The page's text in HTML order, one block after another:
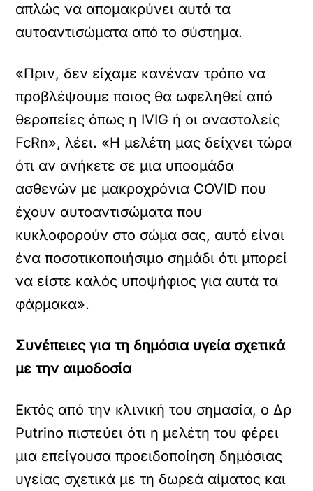
απλώς να απομακρύνει αυτά τα
αυτοαντισώματα από το σύστημα.
«Πριν, δεν είχαμε κανέναν τρόπο να
προβλέψουμε ποιος θα ωφεληθεί από
θεραπείες όπως η IVIG ή οι αναστολείς
FcRn», λέει. «Η μελέτη μας δείχνει τώρα
ότι αν ανήκετε σε μια υποομάδα
ασθενών με μακροχρόνια COVID που
έχουν αυτοαντισώματα που
κυκλοφορούν στο σώμα σας, αυτό είναι
ένα ποσοτικοποιήσιμο σημάδι ότι μπορεί
να είστε καλός υποψήφιος για αυτά τα
φάρμακα».
Συνέπειες για τη δημόσια υγεία σχετικά
με την αιμοδοσία
Εκτός από την κλινική του σημασία, ο Δρ
Putrino πιστεύει ότι η μελέτη του φέρει
μια επείγουσα προειδοποίηση δημόσιας
υγείας σχετικά με τη δωρεά αίματος και